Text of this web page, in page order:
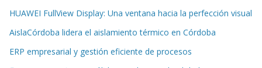
HUAWEI FullView Display: Una ventana hacia la perfección visual
AislaCórdoba lidera el aislamiento térmico en Córdoba
ERP empresarial y gestión eficiente de procesos